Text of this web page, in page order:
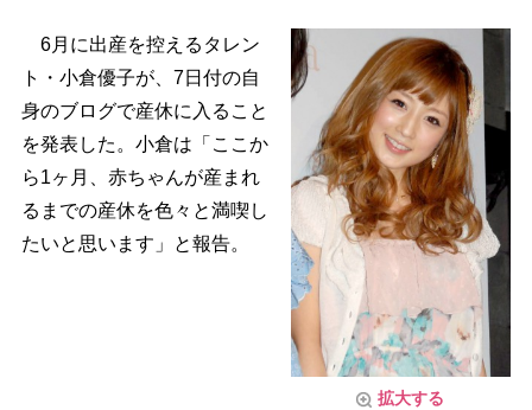
拡大する
6月に出産を控えるタレン
ト・小倉優子が、7日付の自
身のブログで産休に入ること
を発表した。小倉は「ここか
ら1ヶ月、赤ちゃんが産まれ
るまでの産休を色々と満喫し
たいと思います」と報告。